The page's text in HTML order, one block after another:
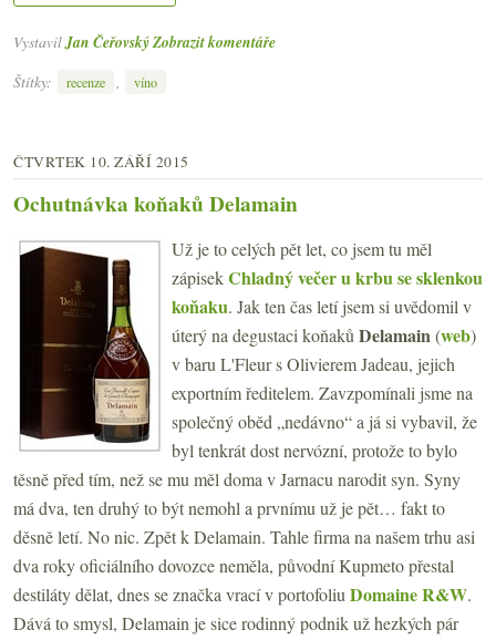
Vystavil Jan ČeřovskýZobrazit komentáře
Štítky:
recenze , víno
ČTVRTEK 10. ZÁŘÍ 2015
Ochutnávka koňaků Delamain
Už je to celých pět let, co jsem tu měl
zápisekChladný večer u krbu se sklenkou
koňaku. Jak ten čas letí jsem si uvědomil v
úterý na degustaci koňakůDelamain(web)
v baru L'Fleur s Olivierem Jadeau, jejich
exportním ředitelem. Zavzpomínali jsme na
společný oběd „nedávno“ a já si vybavil, že
byl tenkrát dost nervózní, protože to bylo
těsně před tím, než se mu měl doma v Jarnacu narodit syn. Syny
má dva, ten druhý to být nemohl a prvnímu už je pět… fakt to
děsně letí. No nic. Zpět k Delamain. Tahle firma na našem trhu asi
dva roky oficiálního dovozce neměla, původní Kupmeto přestal
destiláty dělat, dnes se značka vrací v portofoliuDomaine R&W.
Dává to smysl, Delamain je sice rodinný podnik už hezkých pár